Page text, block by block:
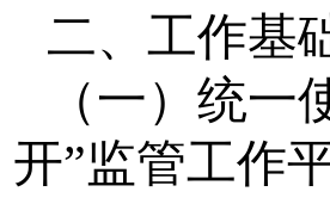
二、工作基
（一）统一
开”监管工作